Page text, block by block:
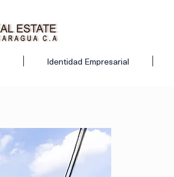
Identidad Empresarial